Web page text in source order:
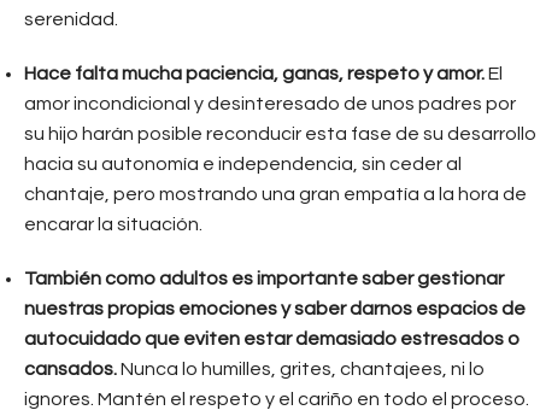
serenidad.
Hace falta mucha paciencia, ganas, respeto y amor.El
amor incondicional y desinteresado de unos padres por
su hijo harán posible reconducir esta fase de su desarrollo
hacia su autonomía e independencia, sin ceder al
chantaje, pero mostrando una gran empatía a la hora de
encarar la situación.
También como adultos es importante saber gestionar
nuestras propias emociones y saber darnos espacios de
autocuidado que eviten estar demasiado estresados o
cansados.Nunca lo humilles, grites, chantajees, ni lo
ignores. Mantén el respeto y el cariño en todo el proceso.